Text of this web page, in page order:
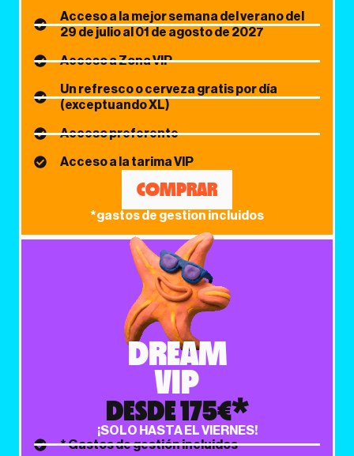
Acceso a la mejor semana del verano del
29 de julio al 01 de agosto de 2027
Acceso a Zona VIP
Un refresco o cerveza gratis por día
(exceptuando XL)
Acceso preferente
Acceso a la tarima VIP
COMPRAR
*gastos de gestion incluidos
DREAM
VIP
DESDE 175€*
¡SOLO HASTA EL VIERNES!
* Gastos de gestión incluidos